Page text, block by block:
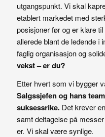
utgangspunkt. Vi skal
etablert markedet med
posisjoner før og er klare
allerede blant de ledende i
faglig organisasjon og
vekst – er du?
Etter hvert som vi bygger
Salgssjefen og hans
suksessrike.Det krever
samt deltagelse på
er. Vi skal være synlige.